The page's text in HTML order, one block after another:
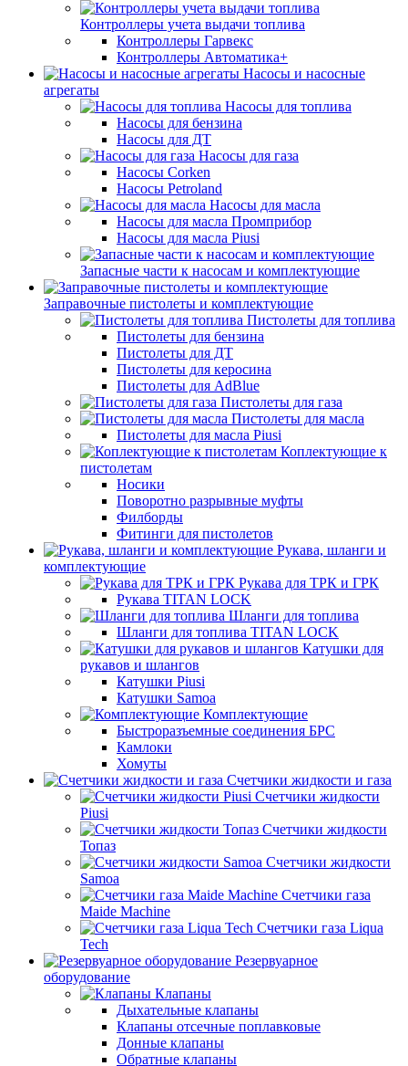
Контроллеры учета выдачи топлива
Контроллеры Гарвекс
Контроллеры Автоматика+
Насосы и насосные
агрегаты
Насосы для топлива
Насосы для бензина
Насосы для ДТ
Насосы для газа
Насосы Corken
Насосы Petroland
Насосы для масла
Насосы для масла Промприбор
Насосы для масла Piusi
Запасные части к насосам и комплектующие
Заправочные пистолеты и комплектующие
Пистолеты для топлива
Пистолеты для бензина
Пистолеты для ДТ
Пистолеты для керосина
Пистолеты для AdBlue
Пистолеты для газа
Пистолеты для масла
Пистолеты для масла Piusi
Коплектующие к
пистолетам
Носики
Поворотно разрывные муфты
Филборды
Фитинги для пистолетов
Рукава, шланги и
комплектующие
Рукава для ТРК и ГРК
Рукава TITAN LOCK
Шланги для топлива
Шланги для топлива TITAN LOCK
Катушки для
рукавов и шлангов
Катушки Piusi
Катушки Samoa
Комплектующие
Быстроразъемные соединения БРС
Камлоки
Хомуты
Счетчики жидкости и газа
Счетчики жидкости
Piusi
Счетчики жидкости
Топаз
Счетчики жидкости
Samoa
Счетчики газа
Maide Machine
Счетчики газа Liqua
Tech
Резервуарное
оборудование
Клапаны
Дыхательные клапаны
Клапаны отсечные поплавковые
Донные клапаны
Обратные клапаны